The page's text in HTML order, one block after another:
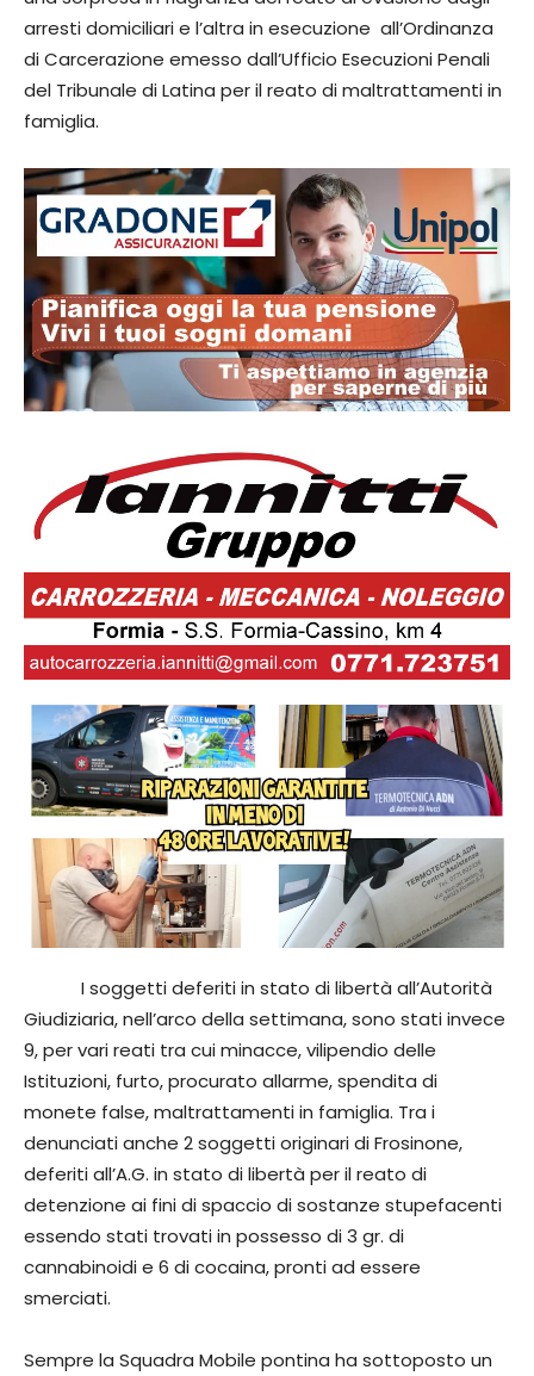
arresti domiciliari e l’altra in esecuzione all’Ordinanza
di Carcerazione emesso dall’Ufficio Esecuzioni Penali
del Tribunale di Latina per il reato di maltrattamenti in
famiglia.
I soggetti deferiti in stato di libertà all’Autorità
Giudiziaria, nell’arco della settimana, sono stati invece
9, per vari reati tra cui minacce, vilipendio delle
Istituzioni, furto, procurato allarme, spendita di
monete false, maltrattamenti in famiglia. Tra i
denunciati anche 2 soggetti originari di Frosinone,
deferiti all’A.G. in stato di libertà per il reato di
detenzione ai fini di spaccio di sostanze stupefacenti
essendo stati trovati in possesso di 3 gr. di
cannabinoidi e 6 di cocaina, pronti ad essere
smerciati.
Sempre la Squadra Mobile pontina ha sottoposto un